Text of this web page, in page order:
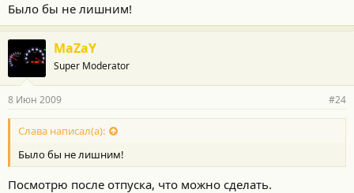
Было бы не лишним!
MaZaY
Super Moderator
8 Июн 2009 #24
Слава написал(а):
Было бы не лишним!
Посмотрю после отпуска, что можно сделать.